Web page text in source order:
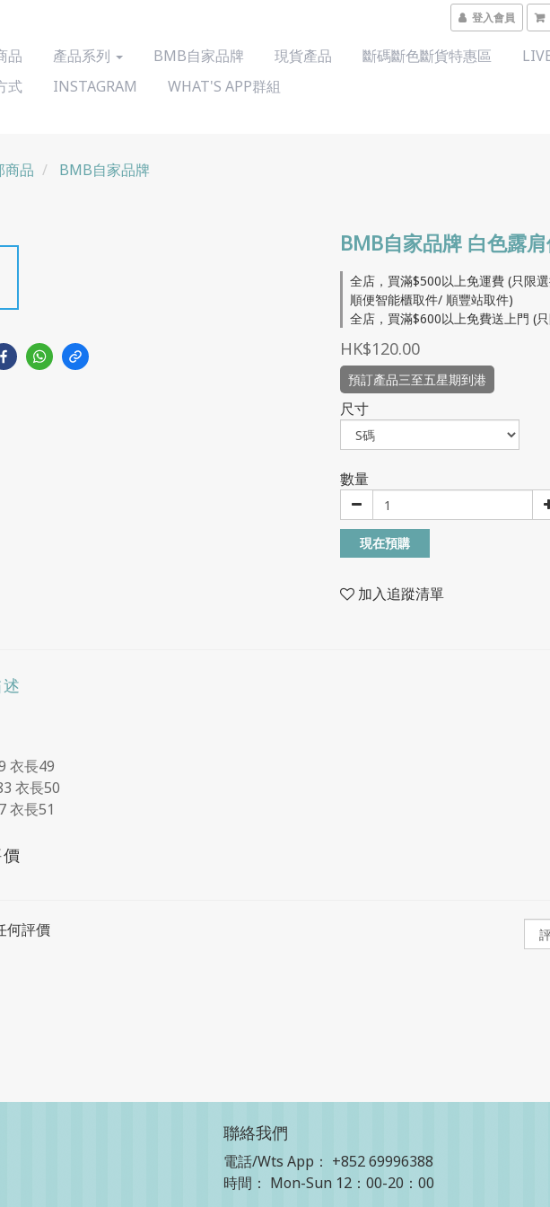
登入會員
品 產品系列 BMB自家品牌 現貨產品 斷碼斷色斷貨特惠區
式
INSTAGRAM WHAT'S APP群組
商品 BMB自家品牌
BMB自家品牌 白色露
全店，買滿$500以上免運費 (只限
順便智能櫃取件/ 順豐站取件)
全店，買滿$600以上免費送上門 (
HK$120.00
預訂產品三至五星期到港
尺寸
數量
現在預購
加入追蹤清單
衣長49
衣長50
衣長51
何評價
聯絡我們
電話/Wts App： +852 69996388
時間： Mon-Sun 12：00-20：00